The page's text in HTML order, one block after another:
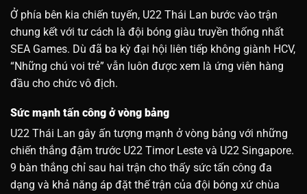
Ở phía bên kia chiến tuyến, U22 Thái Lan bước vào trận
chung kết với tư cách là đội bóng giàu truyền thống nhất
SEA Games. Dù đã ba kỳ đại hội liên tiếp không giành HCV,
“Những chú voi trẻ” vẫn luôn được xem là ứng viên hàng
đầu cho chức vô địch.
Sức mạnh tấn công ở vòng bảng
U22 Thái Lan gây ấn tượng mạnh ở vòng bảng với những
chiến thắng đậm trước U22 Timor Leste và U22 Singapore.
9 bàn thắng chỉ sau hai trận cho thấy sức tấn công đa
dạng và khả năng áp đặt thế trận của đội bóng xứ chùa